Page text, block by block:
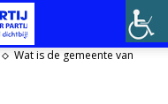
Wat is de gemeente van